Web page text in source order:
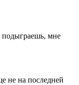
подыграешь, мне
не на последней